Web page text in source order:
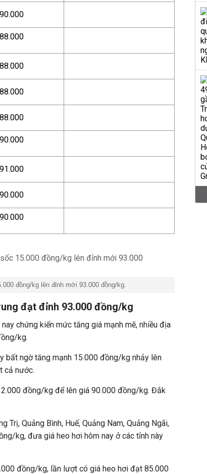
90.000
88.000
88.000
88.000
88.000
90.000
91.000
90.000
90.000
đồng/kg lên đỉnh mới 93.000 đồng/kg.
đạt đỉnh 93.000 đồng/kg
chứng kiến mức tăng giá mạnh mẽ, nhiều địa
kg.
bất ngờ tăng mạnh 15.000 đồng/kg nhảy lên
cả nước.
đồng/kg để lên giá 90.000 đồng/kg. Đắk
Trị, Quảng Bình, Huế, Quảng Nam, Quảng Ngãi,
kg, đưa giá heo hơi hôm nay ở các tỉnh này
đồng/kg, lần lượt có giá heo hơi đạt 85.000